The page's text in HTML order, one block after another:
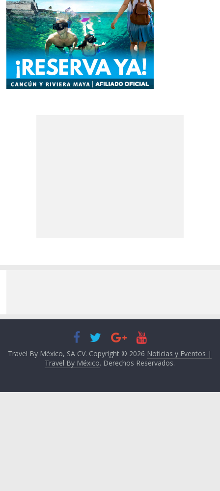
Travel By México, SA CV. Copyright © 2026 Noticias y Eventos |
Travel By México. Derechos Reservados.